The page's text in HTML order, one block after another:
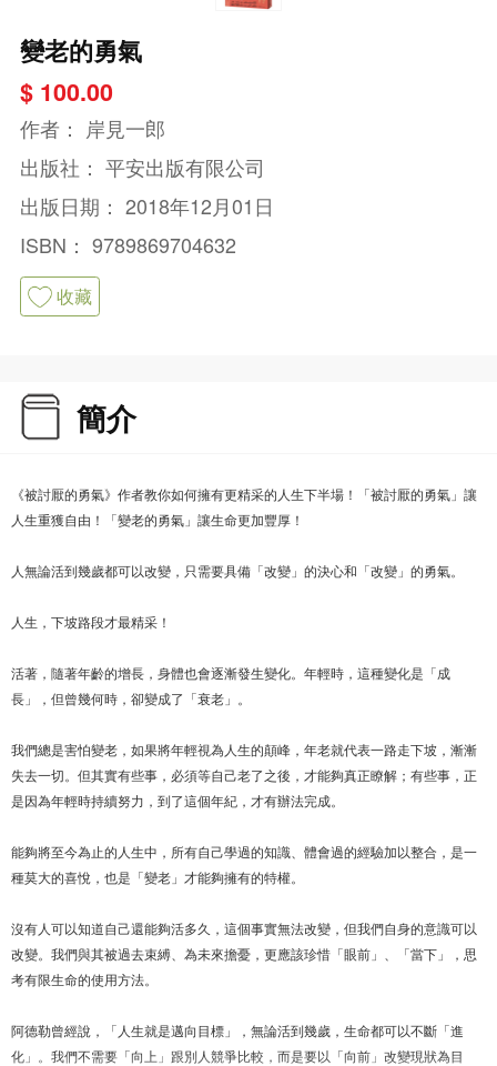
變老的勇氣
$ 100.00
作者： 岸見一郎
出版社： 平安出版有限公司
出版日期： 2018年12月01日
ISBN： 9789869704632
收藏
簡介
《被討厭的勇氣》作者教你如何擁有更精采的人生下半場！「被討厭的勇氣」讓
人生重獲自由！「變老的勇氣」讓生命更加豐厚！
人無論活到幾歲都可以改變，只需要具備「改變」的決心和「改變」的勇氣。
人生，下坡路段才最精采！
活著，隨著年齡的增長，身體也會逐漸發生變化。年輕時，這種變化是「成
長」，但曾幾何時，卻變成了「衰老」。
我們總是害怕變老，如果將年輕視為人生的顛峰，年老就代表一路走下坡，漸漸
失去一切。但其實有些事，必須等自己老了之後，才能夠真正瞭解；有些事，正
是因為年輕時持續努力，到了這個年紀，才有辦法完成。
能夠將至今為止的人生中，所有自己學過的知識、體會過的經驗加以整合，是一
種莫大的喜悅，也是「變老」才能夠擁有的特權。
沒有人可以知道自己還能夠活多久，這個事實無法改變，但我們自身的意識可以
改變。我們與其被過去束縛、為未來擔憂，更應該珍惜「眼前」、「當下」，思
考有限生命的使用方法。
阿德勒曾經說，「人生就是邁向目標」，無論活到幾歲，生命都可以不斷「進
化」。我們不需要「向上」跟別人競爭比較，而是要以「向前」改變現狀為目